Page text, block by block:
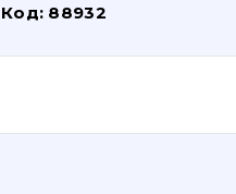
Код: 88932